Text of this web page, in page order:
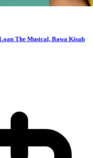
The Musical, Bawa Kisah